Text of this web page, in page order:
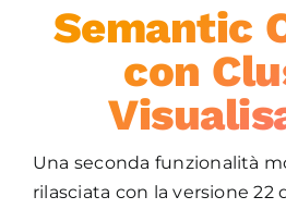
Semantic
con
Una seconda funzionalità
rilasciata con la versione 22